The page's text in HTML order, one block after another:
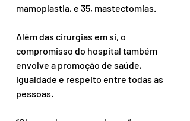
mamoplastia, e 35, mastectomias.
Além das cirurgias em si, o
compromisso do hospital também
envolve a promoção de saúde,
igualdade e respeito entre todas as
pessoas.